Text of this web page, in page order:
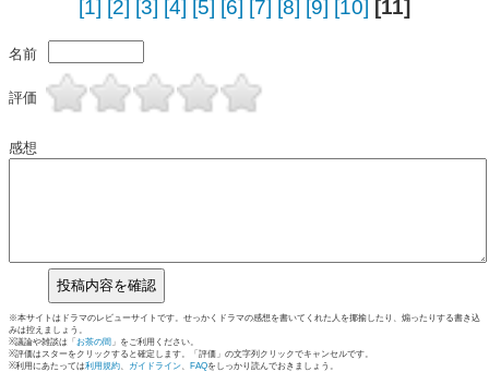
[1] [2] [3] [4] [5] [6] [7] [8] [9] [10] [11]
名前
評価
感想
※本サイトはドラマのレビューサイトです。せっかくドラマの感想を書いてくれた人を揶揄したり、煽ったりする書き込
みは控えましょう。
※議論や雑談は「 お茶の間 」をご利用ください。
※評価はスターをクリックすると確定します。「評価」の文字列クリックでキャンセルです。
※利用にあたっては利用規約、 ガイドライン、 FAQをしっかり読んでおきましょう。